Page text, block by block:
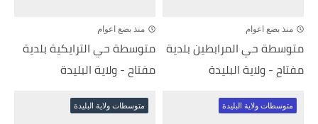
منذ بضع اعوام
متوسطة حي المرابطين بلدية
مفتاح - ولاية البليدة
منذ بضع اعوام
متوسطة حي الترايكية بلدية
مفتاح - ولاية البليدة
متوسطات ولاية البليدة متوسطات ولاية البليدة